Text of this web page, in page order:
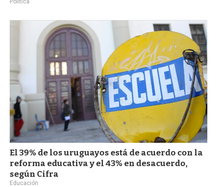
Política
El 39% de los uruguayos está de acuerdo con la
reforma educativa y el 43% en desacuerdo,
según Cifra
Educación